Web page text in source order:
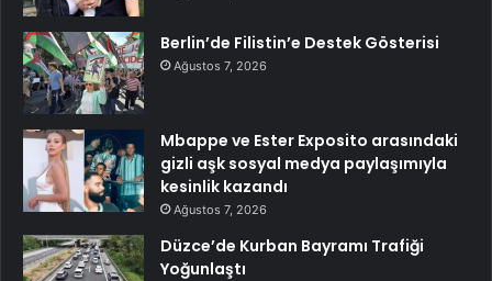
Berlin’de Filistin’e Destek Gösterisi
Ağustos 7, 2026
Mbappe ve Ester Exposito arasındaki
gizli aşk sosyal medya paylaşımıyla
kesinlik kazandı
Ağustos 7, 2026
Düzce’de Kurban Bayramı Trafiği
Yoğunlaştı